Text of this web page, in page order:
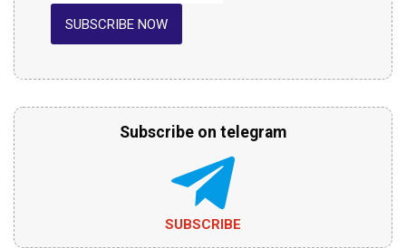
SUBSCRIBE NOW
Subscribe on telegram
SUBSCRIBE